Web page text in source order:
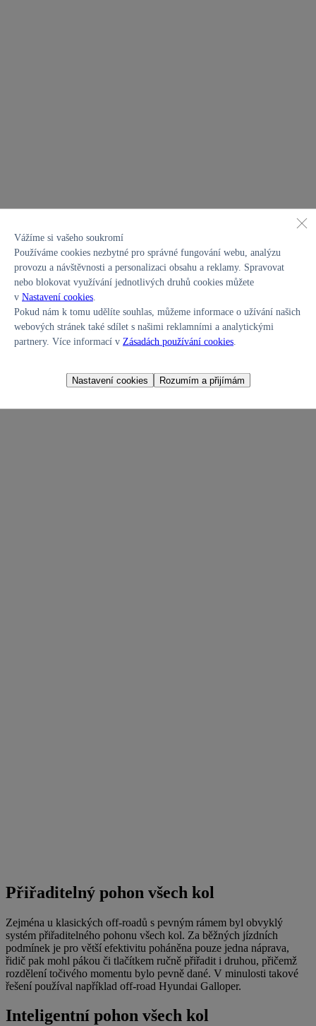
Přiřaditelný pohon všech kol
Zejména u klasických off-roadů s pevným rámem byl obvyklý
systém přiřaditelného pohonu všech kol. Za běžných jízdních
podmínek je pro větší efektivitu poháněna pouze jedna náprava,
řidič pak mohl pákou či tlačítkem ručně přiřadit i druhou, přičemž
rozdělení točivého momentu bylo pevně dané. V minulosti takové
řešení používal například off-road Hyundai Galloper.
Inteligentní pohon všech kol
Vážíme si vašeho soukromí
Používáme cookies nezbytné pro správné fungování webu, analýzu
provozu a návštěvnosti a personalizaci obsahu a reklamy. Spravovat
nebo blokovat využívání jednotlivých druhů cookies můžete
v Nastavení cookies
Pokud nám k tomu udělíte souhlas, můžeme informace o užívání našich
webových stránek také sdílet s našimi reklamními a analytickými
partnery. Více informací v Zásadách používání cookies
Nastavení cookies Rozumím a přijímám